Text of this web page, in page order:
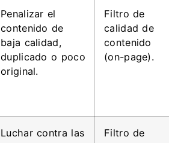
Penalizar el
contenido de
baja calidad,
duplicado o poco
original.
Filtro de
calidad de
contenido
(on-page).
Luchar contra las
Filtro de